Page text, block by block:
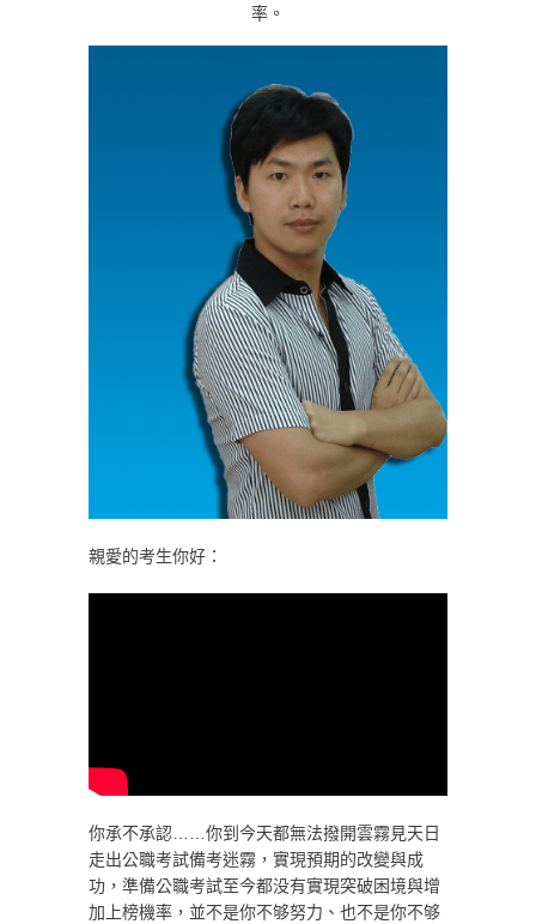
率。
親愛的考生你好：
你承不承認……你到今天都無法撥開雲霧見天日
走出公職考試備考迷霧，實現預期的改變與成
功，準備公職考試至今都没有實現突破困境與增
加上榜機率，並不是你不够努力、也不是你不够